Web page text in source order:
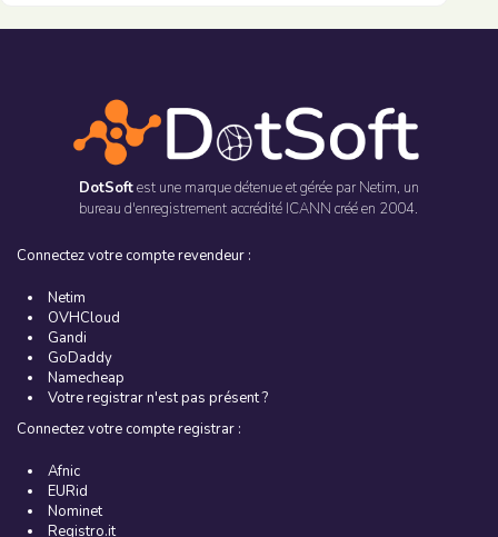
DotSoftest une marque détenue et gérée par Netim, un
bureau d'enregistrement accrédité ICANN créé en 2004.
Connectez votre compte revendeur :
Netim
OVHCloud
Gandi
GoDaddy
Namecheap
Votre registrar n'est pas présent ?
Connectez votre compte registrar :
Afnic
EURid
Nominet
Registro.it